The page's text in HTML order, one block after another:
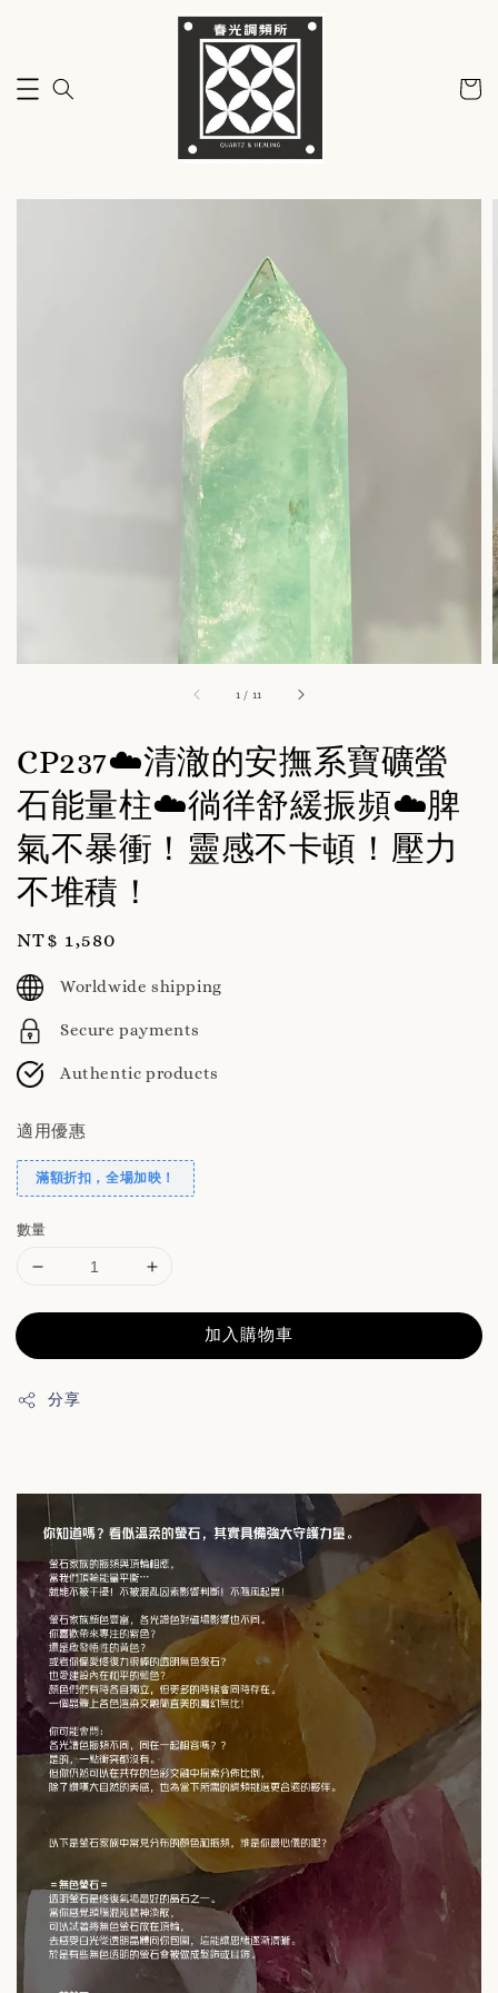
1 / 11
CP237☁️清澈的安撫系寶礦螢
石能量柱☁️徜徉舒緩振頻☁️脾
氣不暴衝！靈感不卡頓！壓力
不堆積！
Regular
price
NT$ 1,580
Worldwide shipping
Secure payments
Authentic products
適用優惠
滿額折扣，全場加映！
數量
加入購物車
分享